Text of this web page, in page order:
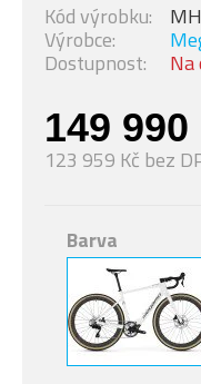
149
123 959 Kč bez
Dostupnost: Na
Výrobce:
Kód výrobku:
Barva